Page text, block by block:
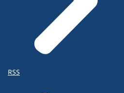
RSS